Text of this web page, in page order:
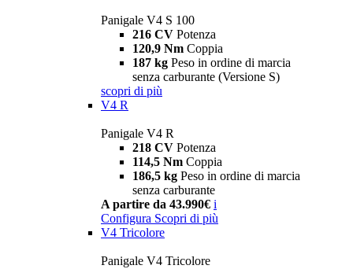
Panigale V4 S 100
216 CV Potenza
120,9 Nm Coppia
187 kg Peso in ordine di marcia
senza carburante (Versione S)
scopri di più
V4 R
Panigale V4 R
218 CV Potenza
114,5 Nm Coppia
186,5 kg Peso in ordine di marcia
senza carburante
A partire da 43.990€ i
Configura Scopri di più
V4 Tricolore
Panigale V4 Tricolore